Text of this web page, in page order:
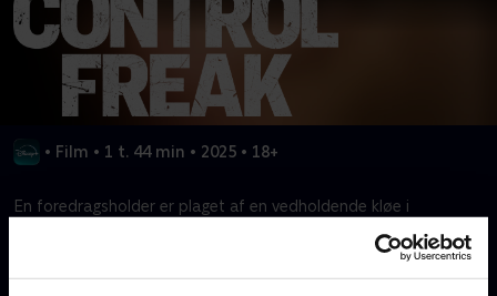
• Film • 1 t. 44 min • 2025 • 18+
En foredragsholder er plaget af en vedholdende kløe i